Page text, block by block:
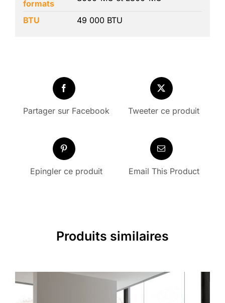
formats
BTU 49 000 BTU
Partager sur Facebook Tweeter ce produit
Epingler ce produit Email This Product
Produits similaires